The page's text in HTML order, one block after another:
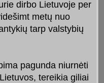
dirbo Lietuvoje per
metų nuo
tarp valstybių
pagunda niurnėti
tereikia giliai